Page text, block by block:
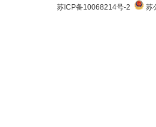
苏ICP备10068214号-2 苏